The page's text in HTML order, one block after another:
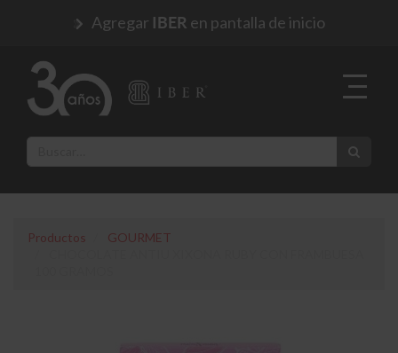
Agregar IBER en pantalla de inicio
Productos
GOURMET